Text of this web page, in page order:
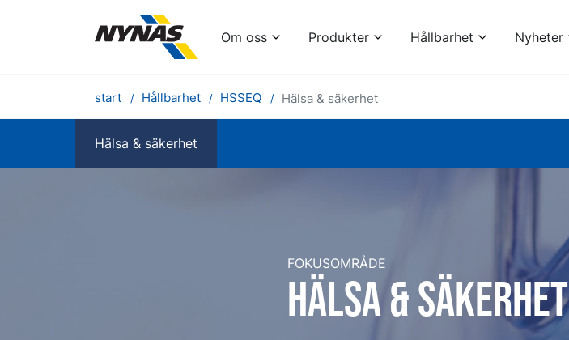
Om oss Produkter Hållbarhet Nyheter
start Hållbarhet HSSEQ Hälsa & säkerhet
Hälsa & säkerhet
FOKUSOMRÅDE
Hälsa & säkerhet